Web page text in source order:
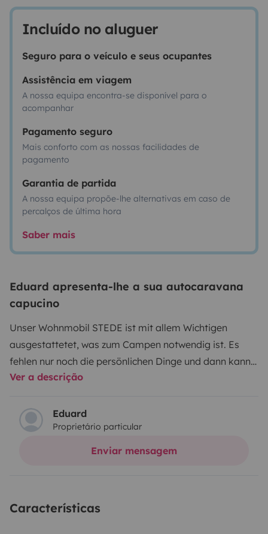
Incluído no aluguer
Seguro para o veículo e seus ocupantes
Assistência em viagem
A nossa equipa encontra-se disponível para o
acompanhar
Pagamento seguro
Mais conforto com as nossas facilidades de
pagamento
Garantia de partida
A nossa equipa propõe-lhe alternativas em caso de
percalços de última hora
Saber mais
Eduard apresenta-lhe a sua autocaravana
capucino
Unser Wohnmobil STEDE ist mit allem Wichtigen
ausgestattetet, was zum Campen notwendig ist. Es
fehlen nur noch die persönlichen Dinge und dann kann
die Reise beginnen.
sind ein Tier- und Rauchfreier Haushalt.
sind unter anderem eine sehr große Heckgarage mit
viel Staufläche und großer Öffnung, einer separaten
Ver a descrição
Eduard
Proprietário particular
Enviar mensagem
Características